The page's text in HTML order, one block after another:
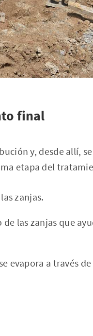
final
y, desde allí, se
etapa del
zanjas.
las zanjas que
evapora a través de